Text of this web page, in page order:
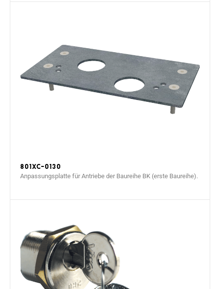
801XC-0130
Anpassungsplatte für Antriebe der Baureihe BK (erste Baureihe).